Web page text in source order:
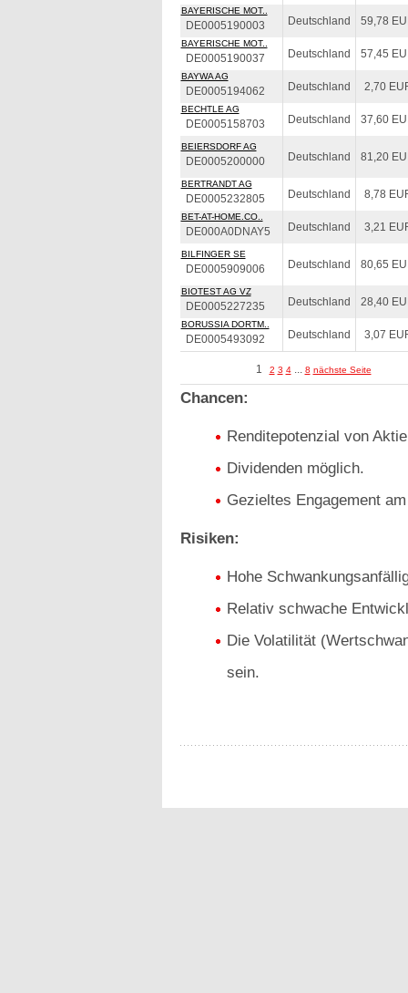
BAYERISCHE MOT..
DE0005190003 Deutschland 59,78
BAYERISCHE MOT..
DE0005190037 Deutschland 57,45
BAYWA AG
DE0005194062 Deutschland 2,70
BECHTLE AG
DE0005158703 Deutschland 37,60
BEIERSDORF AG
DE0005200000 Deutschland 81,20
BERTRANDT AG
DE0005232805 Deutschland 8,78
BET-AT-HOME.CO..
DE000A0DNAY5 Deutschland 3,21
BILFINGER SE
DE0005909006 Deutschland 80,65
BIOTEST AG VZ
DE0005227235 Deutschland 28,40
BORUSSIA DORTM..
DE0005493092 Deutschland 3,07
1 2 3 4... 8 nächste Seite
Chancen:
Renditepotenzial von
Dividenden möglich.
Gezieltes Engagement
Risiken:
Hohe
Relativ schwache
Die Volatilität
sein.